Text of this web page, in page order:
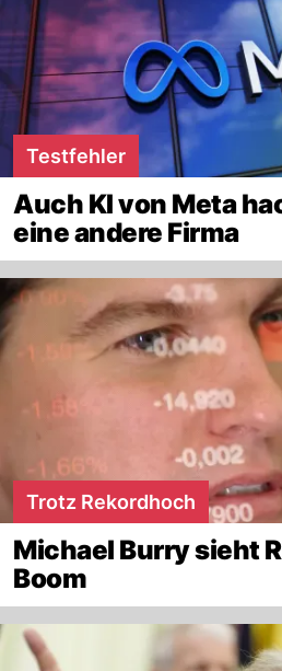
Testfehler
Auch KI von Meta
eine andere Firma
Trotz Rekordhoch
Michael Burry sieht
Boom